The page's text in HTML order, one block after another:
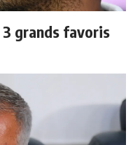
grands favoris